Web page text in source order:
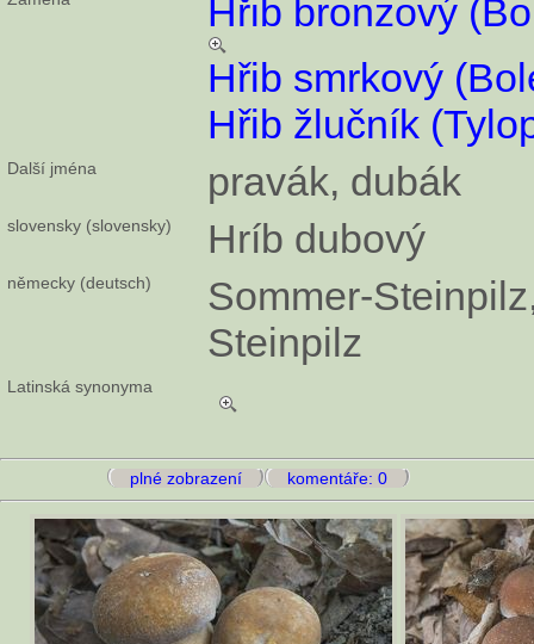
Hřib bronzový
Hřib smrkový
Hřib žlučník
Další jména pravák, dubák
slovensky (slovensky) Hríb dubový
německy (deutsch)
Sommer-
Steinpilz
Latinská synonyma